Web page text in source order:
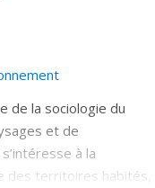
de la sociologie du
et de
à la
des territoires habités,